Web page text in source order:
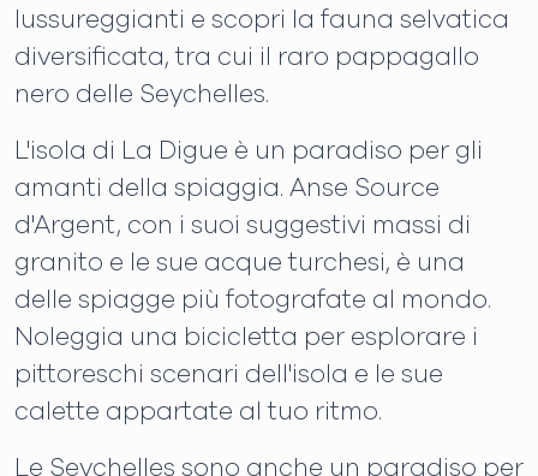
lussureggianti e scopri la fauna selvatica
diversificata, tra cui il raro pappagallo
nero delle Seychelles.
L'isola di La Digue è un paradiso per gli
amanti della spiaggia. Anse Source
d'Argent, con i suoi suggestivi massi di
granito e le sue acque turchesi, è una
delle spiagge più fotografate al mondo.
Noleggia una bicicletta per esplorare i
pittoreschi scenari dell'isola e le sue
calette appartate al tuo ritmo.
Le Seychelles sono anche un paradiso per